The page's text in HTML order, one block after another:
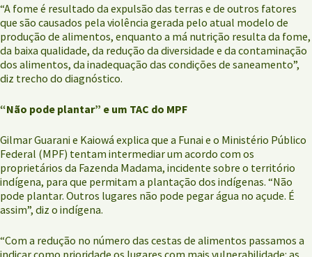
“A fome é resultado da expulsão das terras e de outros fatores
que são causados pela violência gerada pelo atual modelo de
produção de alimentos, enquanto a má nutrição resulta da fome,
da baixa qualidade, da redução da diversidade e da contaminação
dos alimentos, da inadequação das condições de saneamento”,
diz trecho do diagnóstico.
“Não pode plantar” e um TAC do MPF
Gilmar Guarani e Kaiowá explica que a Funai e o Ministério Público
Federal (MPF) tentam intermediar um acordo com os
proprietários da Fazenda Madama, incidente sobre o território
indígena, para que permitam a plantação dos indígenas. “Não
pode plantar. Outros lugares não pode pegar água no açude. É
assim”, diz o indígena.
“Com a redução no número das cestas de alimentos passamos a
indicar como prioridade os lugares com mais vulnerabilidade: as